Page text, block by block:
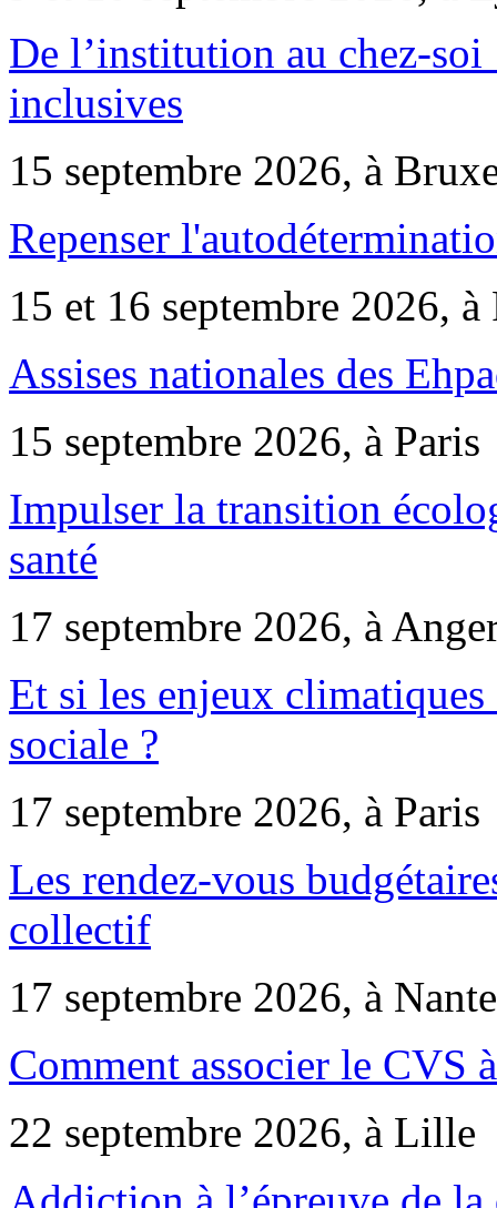
De l’institution au chez-
inclusives
15 septembre 2026, à
Repenser
15 et 16 septembre 2026, à
Assises nationales des
15 septembre 2026, à Paris
Impulser la transition
santé
17 septembre 2026, à
Et si les enjeux
sociale ?
17 septembre 2026, à Paris
Les rendez-vous
collectif
17 septembre 2026, à
Comment associer le CVS
22 septembre 2026, à Lille